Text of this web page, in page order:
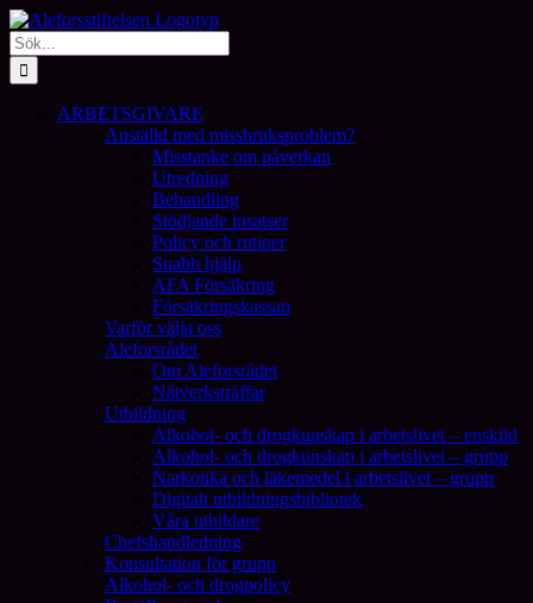
Fortsätt
till
innehållet
Sök
efter:
ARBETSGIVARE
Anställd med missbruksproblem?
Misstanke om påverkan
Utredning
Behandling
Stödjande insatser
Policy och rutiner
Snabb hjälp
AFA Försäkring
Försäkringskassan
Varför välja oss
Aleforsrådet
Om Aleforsrådet
Nätverksträffar
Utbildning
Alkohol- och drogkunskap i arbetslivet – enskild
Alkohol- och drogkunskap i arbetslivet – grupp
Narkotika och läkemedel i arbetslivet – grupp
Digitalt utbildningsbibliotek
Våra utbildare
Chefshandledning
Konsultation för grupp
Alkohol- och drogpolicy